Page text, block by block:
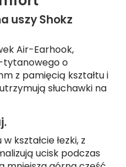
uszy Shokz
Air-Earhook,
tytanowego o
z pamięcią kształtu i
słuchawki na
kształcie łezki, z
ucisk podczas